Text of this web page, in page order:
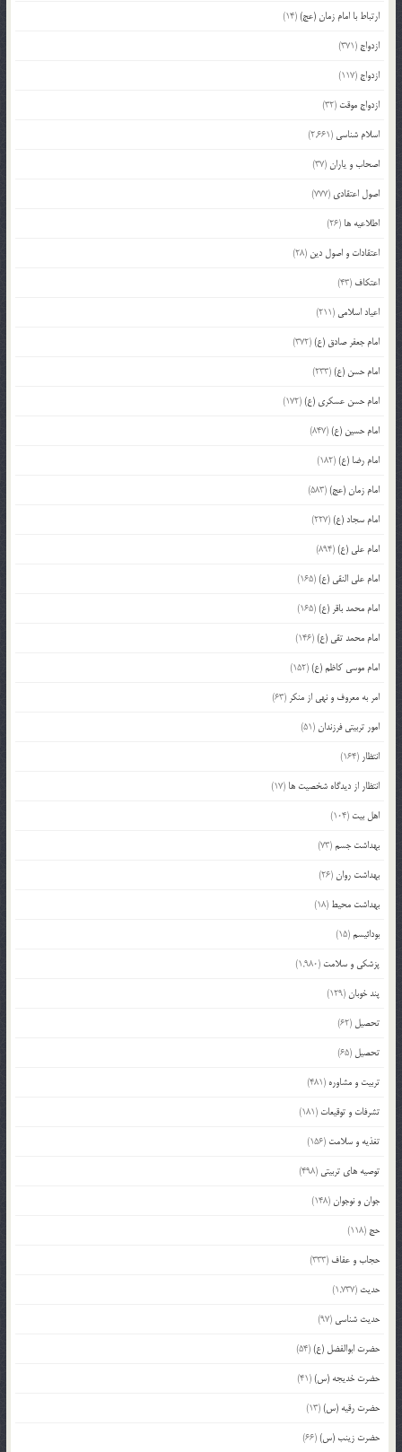
ارتباط با امام زمان (عج)(14)
ازدواج (371)
ازدواج (117)
ازدواج موقت (32)
اسلام شناسی (2,661)
اصحاب و یاران(37)
اصول اعتقادی (777)
اطلاعیه ها (26)
اعتقادات و اصول دین (28)
اعتکاف (43)
اعیاد اسلامی (211)
امام جعفر صادق (ع)(372)
امام حسن (ع)(233)
امام حسن عسکری (ع)(172)
امام حسین (ع)(847)
امام رضا (ع)(182)
امام زمان (عج)(583)
امام سجاد (ع)(227)
امام علی (ع)(894)
امام علی النقی (ع)(165)
امام محمد باقر (ع)(165)
امام محمد تقی (ع)(146)
امام موسی کاظم (ع)(152)
امر به معروف و نهی از منکر (63)
امور تربیتی فرزندان(51)
انتظار (164)
انتظار از دیدگاه شخصیت ها (17)
اهل بیت (104)
بهداشت جسم(73)
بهداشت روان(26)
بهداشت محیط (18)
بودائیسم(15)
پزشکی و سلامت (1,980)
پند خوبان(129)
تحصیل (62)
تحصیل (65)
تربیت و مشاوره (481)
تشرفات و توقیعات (181)
تغذیه و سلامت (156)
توصیه های تربیتی (498)
جوان و نوجوان(148)
حج (118)
حجاب و عفاف (333)
حدیث (1,737)
حدیث شناسی (97)
حضرت ابوالفضل (ع)(54)
حضرت خدیجه (س)(41)
حضرت رقیه (س)(13)
حضرت زینب (س)(66)